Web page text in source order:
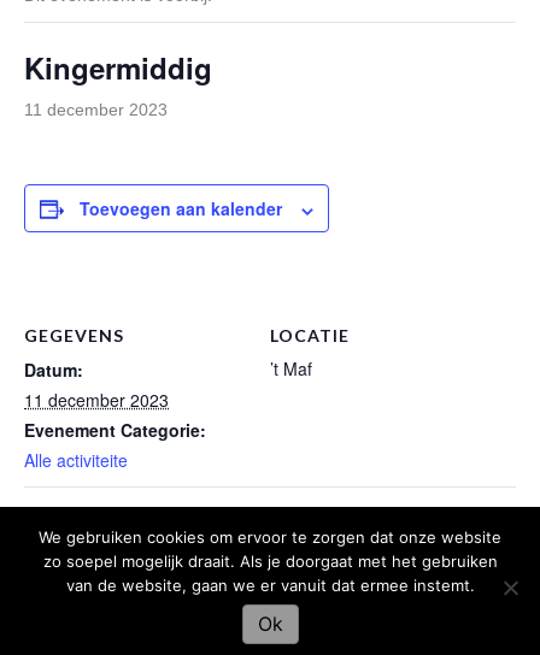
Kingermiddig
11 december 2023
Toevoegen aan kalender
GEGEVENS
Datum:
11 december 2023
Evenement Categorie:
Alle activiteite
LOCATIE
’t Maf
Hosting en webdesign door
We gebruiken cookies om ervoor te zorgen dat onze website
zo soepel mogelijk draait. Als je doorgaat met het gebruiken
van de website, gaan we er vanuit dat ermee instemt.
Ok